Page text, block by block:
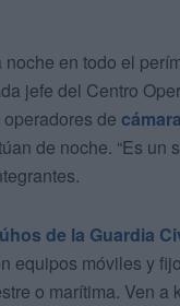
en todo el
jefe del Centro
de
de noche. “Es
de la Guardia
equipos móviles y
o marítima. Ven a